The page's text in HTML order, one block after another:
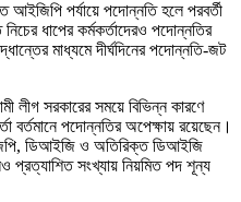
আইজিপি পর্যায়ে পদোন্নতি হলে পরবর্তী
ধাপের কর্মকর্তাদেরও পদোন্নতির
মাধ্যমে দীর্ঘদিনের পদোন্নতি-জট
লীগ সরকারের সময়ে বিভিন্ন কারণে
বর্তমানে পদোন্নতির অপেক্ষায় রয়েছেন।
ডিআইজি ও অতিরিক্ত ডিআইজি
প্রত্যাশিত সংখ্যায় নিয়মিত পদ শূন্য